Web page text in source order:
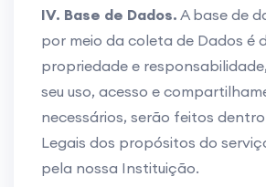
IV. Base de Dados. A base de
por meio da coleta de Dados é
propriedade e
seu uso, acesso e
necessários, serão feitos
Legais dos propósitos do
pela nossa Instituição.